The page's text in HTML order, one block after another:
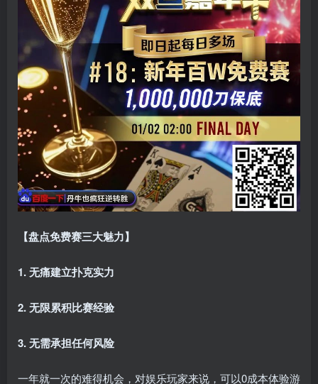
【盘点免费赛三大魅力】
1. 无痛建立扑克实力
2. 无限累积比赛经验
3. 无需承担任何风险
一年就一次的难得机会，对娱乐玩家来说，可以0成本体验游